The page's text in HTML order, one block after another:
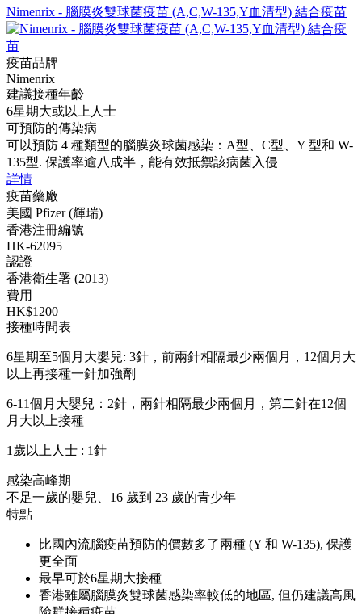
Nimenrix - 腦膜炎雙球菌疫苗 (A,C,W-135,Y血清型) 結合疫苗
疫苗品牌
Nimenrix
建議接種年齡
6星期大或以上人士
可預防的傳染病
可以預防 4 種類型的腦膜炎球菌感染：A型、C型、Y 型和 W-
135型. 保護率逾八成半，能有效抵禦該病菌入侵
詳情
疫苗藥廠
美國 Pfizer (輝瑞)
香港注冊編號
HK-62095
認證
香港衛生署 (2013)
費用
HK$1200
接種時間表
6星期至5個月大嬰兒: 3針，前兩針相隔最少兩個月，12個月大
以上再接種一針加強劑
6-11個月大嬰兒：2針，兩針相隔最少兩個月，第二針在12個
月大以上接種
1歲以上人士 : 1針
感染高峰期
不足一歲的嬰兒、16 歲到 23 歲的青少年
特點
比國內流腦疫苗預防的價數多了兩種 (Y 和 W-135), 保護
更全面
最早可於6星期大接種
香港雖屬腦膜炎雙球菌感染率較低的地區, 但仍建議高風